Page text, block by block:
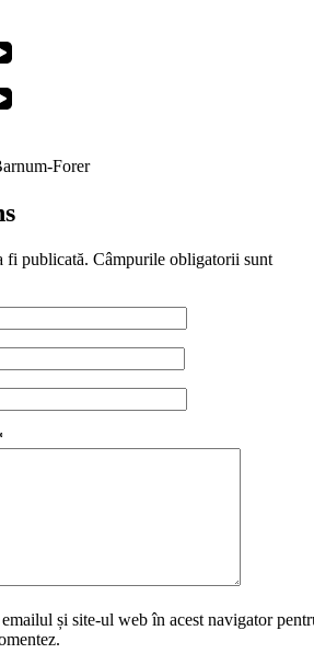
fi publicată. Câmpurile obligatorii sunt
și site-ul web în acest navigator